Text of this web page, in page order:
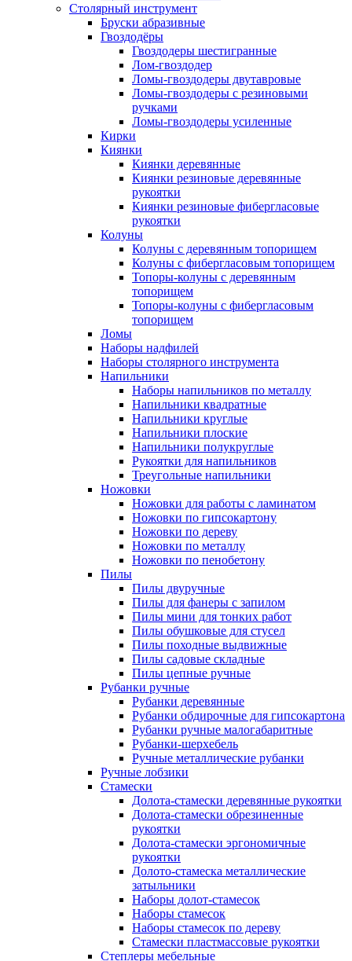
Столярный инструмент
Бруски абразивные
Гвоздодёры
Гвоздодеры шестигранные
Лом-гвоздодер
Ломы-гвоздодеры двутавровые
Ломы-гвоздодеры с резиновыми
ручками
Ломы-гвоздодеры усиленные
Кирки
Киянки
Киянки деревянные
Киянки резиновые деревянные
рукоятки
Киянки резиновые фибергласовые
рукоятки
Колуны
Колуны с деревянным топорищем
Колуны с фибергласовым топорищем
Топоры-колуны с деревянным
топорищем
Топоры-колуны с фибергласовым
топорищем
Ломы
Наборы надфилей
Наборы столярного инструмента
Напильники
Наборы напильников по металлу
Напильники квадратные
Напильники круглые
Напильники плоские
Напильники полукруглые
Рукоятки для напильников
Треугольные напильники
Ножовки
Ножовки для работы с ламинатом
Ножовки по гипсокартону
Ножовки по дереву
Ножовки по металлу
Ножовки по пенобетону
Пилы
Пилы двуручные
Пилы для фанеры с запилом
Пилы мини для тонких работ
Пилы обушковые для стусел
Пилы походные выдвижные
Пилы садовые складные
Пилы цепные ручные
Рубанки ручные
Рубанки деревянные
Рубанки обдирочные для гипсокартона
Рубанки ручные малогабаритные
Рубанки-шерхебель
Ручные металлические рубанки
Ручные лобзики
Стамески
Долота-стамески деревянные рукоятки
Долота-стамески обрезиненные
рукоятки
Долота-стамески эргономичные
рукоятки
Долото-стамеска металлические
затыльники
Наборы долот-стамесок
Наборы стамесок
Наборы стамесок по дереву
Стамески пластмассовые рукоятки
Степлеры мебельные